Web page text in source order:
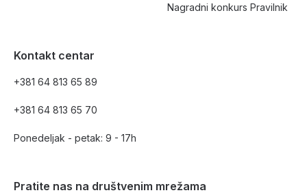
Nagradni konkurs Pravilnik
Kontakt centar
+381 64 813 65 89
+381 64 813 65 70
Ponedeljak - petak: 9 - 17h
Pratite nas na društvenim mrežama